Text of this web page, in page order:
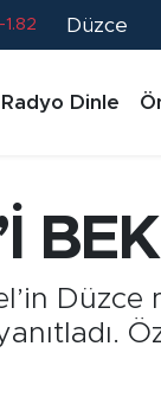
Düzce
Dinle